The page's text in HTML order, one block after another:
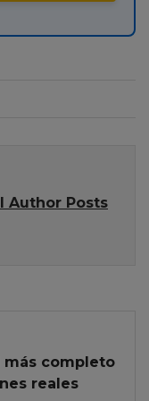
Author Posts
más completo
reales